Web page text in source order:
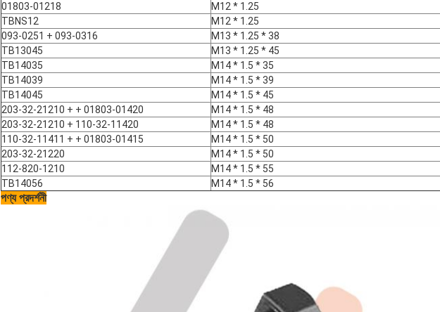
01803-01218
M12 * 1.25
TBNS12
M12 * 1.25
093-0251 + 093-0316
M13 * 1.25 * 38
TB13045
M13 * 1.25 * 45
TB14035
M14 * 1.5 * 35
TB14039
M14 * 1.5 * 39
TB14045
M14 * 1.5 * 45
203-32-21210 + + 01803-01420
M14 * 1.5 * 48
203-32-21210 + 110-32-11420
M14 * 1.5 * 48
110-32-11411 + + 01803-01415
M14 * 1.5 * 50
203-32-21220
M14 * 1.5 * 50
112-820-1210
M14 * 1.5 * 55
TB14056
M14 * 1.5 * 56
পণ্য প্রদর্শনী